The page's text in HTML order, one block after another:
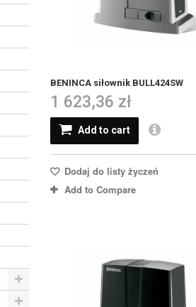
BENINCA siłownik BULL424SW
1 623,36 zł
Add to cart
Dodaj do listy życzeń
Add to Compare